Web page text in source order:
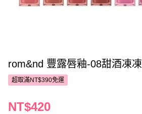
rom&nd 豐露唇釉-08甜酒凍凍
超取滿NT$390免運
NT$420